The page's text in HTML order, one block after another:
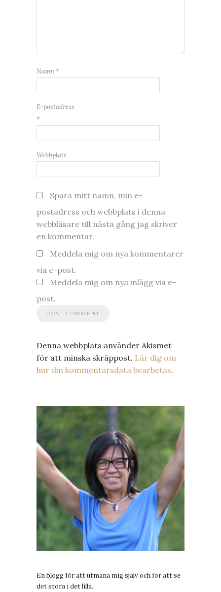
Namn *
E-postadress
*
Webbplats
Spara mitt namn, min e-
postadress och webbplats i denna
webbläsare till nästa gång jag skriver
en kommentar.
Meddela mig om nya kommentarer
via e-post.
Meddela mig om nya inlägg via e-
post.
Denna webbplats använder Akismet
för att minska skräppost. Lär dig om
hur din kommentarsdata bearbetas.
En blogg för att utmana mig själv och för att se
det stora i det lilla.